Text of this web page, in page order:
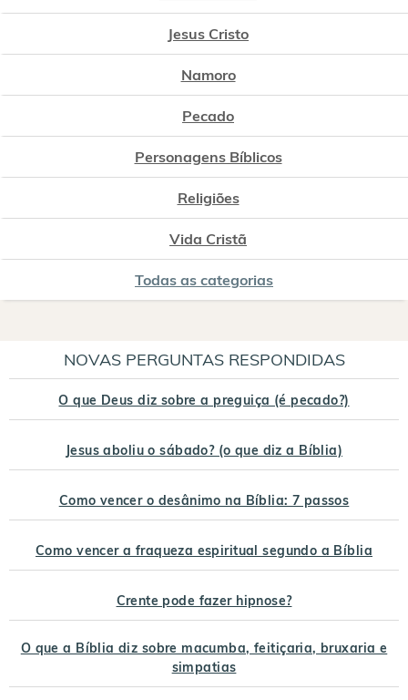
Jesus Cristo
Namoro
Pecado
Personagens Bíblicos
Religiões
Vida Cristã
Todas as categorias
NOVAS PERGUNTAS RESPONDIDAS
O que Deus diz sobre a preguiça (é pecado?)
Jesus aboliu o sábado? (o que diz a Bíblia)
Como vencer o desânimo na Bíblia: 7 passos
Como vencer a fraqueza espiritual segundo a Bíblia
Crente pode fazer hipnose?
O que a Bíblia diz sobre macumba, feitiçaria, bruxaria e
simpatias